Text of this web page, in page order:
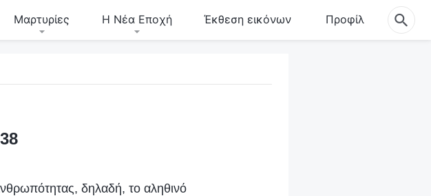
Μαρτυρίες Η Νέα Εποχή Έκθεση εικόνων Προφίλ
δηλαδή, το αληθινό